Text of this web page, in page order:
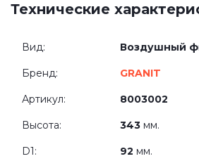
Технические
Вид: Воздушный
Бренд: GRANIT
Артикул: 8003002
Высота: 343 мм.
D1: 92 мм.